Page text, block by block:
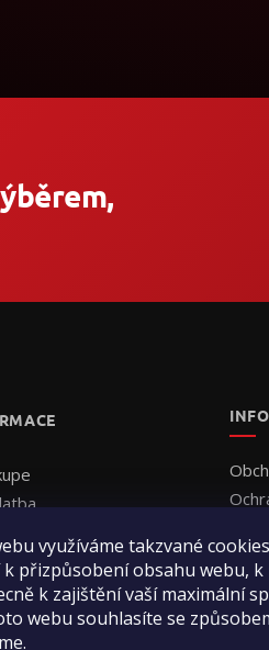
využíváme takzvané
přizpůsobení obsahu webu, k
k zajištění vaší maximální
webu souhlasíte se